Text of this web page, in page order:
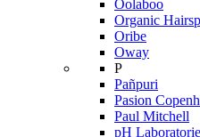
Oolaboo
Organic
Oribe
Oway
P
Pañpuri
Pasion
Paul Mitchell
pH